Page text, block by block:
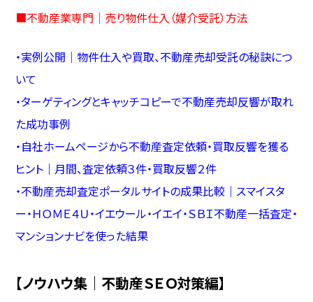
■不動産業専門｜売り物件仕入（媒介受託）方法
・実例公開｜物件仕入や買取、不動産売却受託の秘訣につ
いて
・ターゲティングとキャッチコピーで不動産売却反響が取れ
た成功事例
・自社ホームページから不動産査定依頼・買取反響を獲る
ヒント｜月間、査定依頼３件・買取反響２件
・不動産売却査定ポータルサイトの成果比較｜スマイスタ
ー・ＨＯＭＥ４Ｕ・イエウール・イエイ・ＳＢＩ不動産一括査定・
マンションナビを使った結果
【ノウハウ集｜不動産ＳＥＯ対策編】